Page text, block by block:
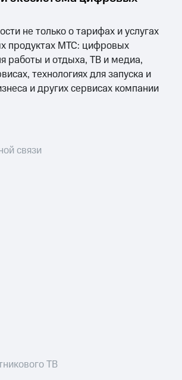
не только о тарифах и услугах
продуктах МТС: цифровых
работы и отдыха, ТВ и медиа,
технологиях для запуска и
и других сервисах компании
связи
ТВ